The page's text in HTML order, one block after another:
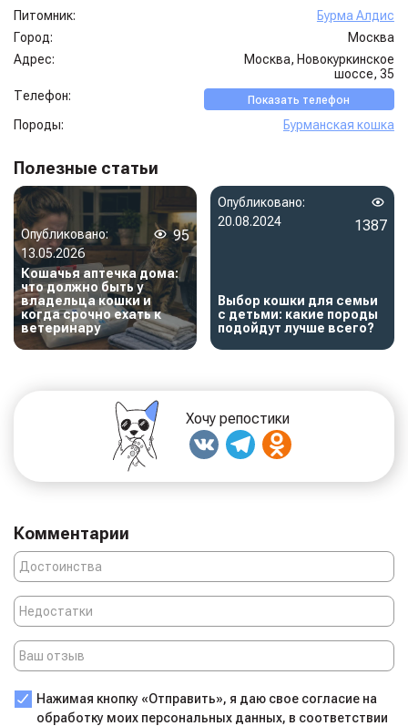
Питомник:
Бурма Алдис
Город:
Москва
Адрес:
Москва, Новокуркинское
шоссе, 35
Телефон:
Показать телефон
Породы: Бурманская кошка
Полезные статьи
Опубликовано:
13.05.2026
95
Кошачья аптечка дома:
что должно быть у
владельца кошки и
когда срочно ехать к
ветеринару
Опубликовано:
20.08.2024
1387
Выбор кошки для семьи
с детьми: какие породы
подойдут лучше всего?
Хочу репостики
Комментарии
Нажимая кнопку «Отправить», я даю свое согласие на
обработку моих персональных данных, в соответствии